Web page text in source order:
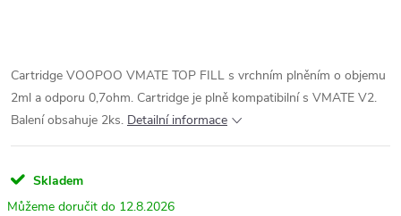
Cartridge VOOPOO VMATE TOP FILL s vrchním plněním o objemu
2ml a odporu 0,7ohm. Cartridge je plně kompatibilní s VMATE V2.
Balení obsahuje 2ks. Detailní informace
Skladem
12.8.2026